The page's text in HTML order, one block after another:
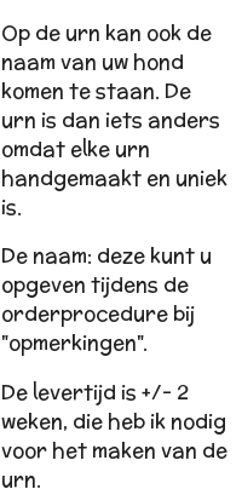
Op de urn kan ook de
naam van uw hond
komen te staan. De
urn is dan iets anders
omdat elke urn
handgemaakt en uniek
is.
De naam: deze kunt u
opgeven tijdens de
orderprocedure bij
"opmerkingen".
De levertijd is +/- 2
weken, die heb ik nodig
voor het maken van de
urn.